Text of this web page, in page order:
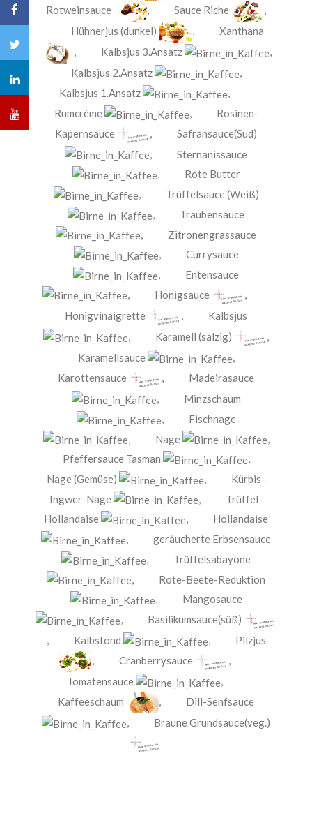
Rotweinsauce , Sauce Riche
,
Hühnerjus (dunkel)
, Xanthana
, Kalbsjus 3.Ansatz
,
Kalbsjus 2.Ansatz
,
Kalbsjus 1.Ansatz
,
Rumcrème
, Rosinen-
Kapernsauce
,Safransauce(Sud)
, Sternanissauce
, Rote Butter
, Trüffelsauce (Weiß)
, Traubensauce
Zitronengrassauce
, Currysauce
, Entensauce
, Honigsauce
,
Honigvinaigrette
, Kalbsjus
, Karamell (salzig)
,
Karamellsauce
,
Karottensauce
, Madeirasauce
, Minzschaum
, Fischnage
, Nage
,
Pfeffersauce Tasman
,
Nage (Gemüse)
, Kürbis-
Ingwer-Nage
, Trüffel-
Hollandaise
, Hollandaise
, geräucherte Erbsensauce
, Trüffelsabayone
Rote-Beete-Reduktion
, Mangosauce
, Basilikumsauce(süß)
, Kalbsfond , Pilzjus
, Cranberrysauce
,
Tomatensauce
,
Kaffeeschaum
, Dill-Senfsauce
, Braune Grundsauce(veg.)